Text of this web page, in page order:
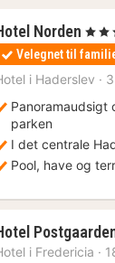
Norden 1
nat
fra
860
, 3
Velegnet til
i Haderslev ·
Panoramaudsigt
parken
I det centrale
Pool, have og
i Fredericia ·